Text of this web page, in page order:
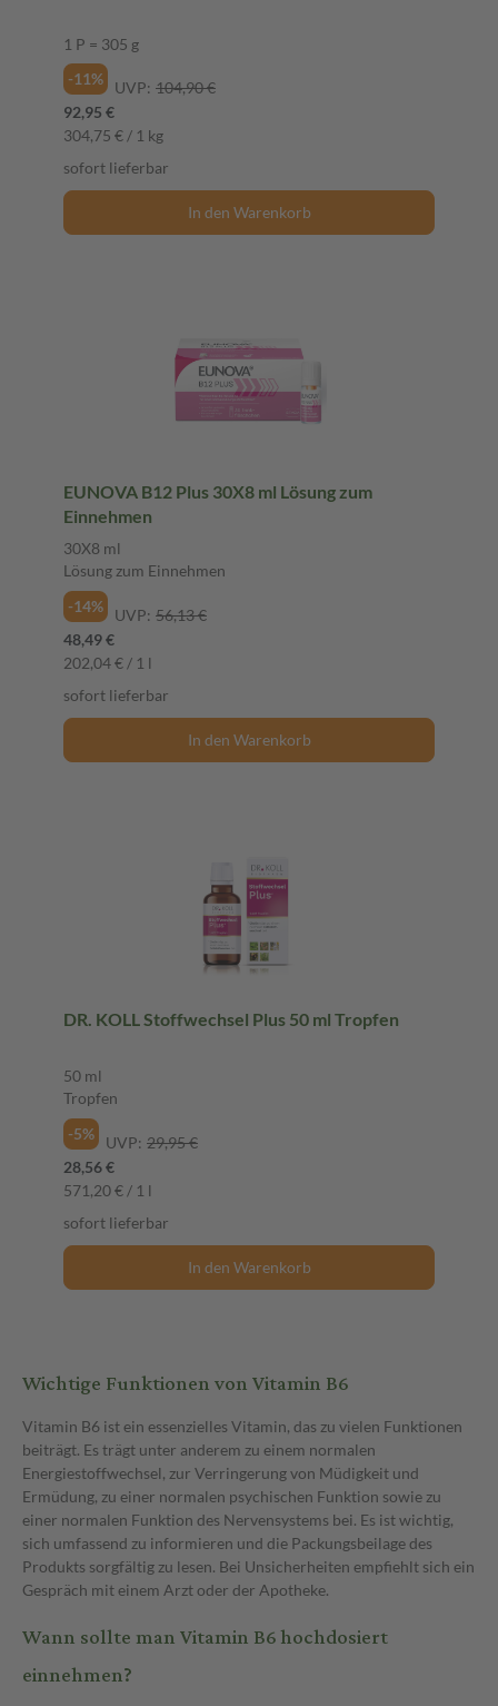
Wichtige Funktionen von Vitamin B6
Vitamin B6 ist ein essenzielles Vitamin, das zu vielen Funktionen
beiträgt. Es trägt unter anderem zu einem normalen
Energiestoffwechsel, zur Verringerung von Müdigkeit und
Ermüdung, zu einer normalen psychischen Funktion sowie zu
einer normalen Funktion des Nervensystems bei. Es ist wichtig,
sich umfassend zu informieren und die Packungsbeilage des
Produkts sorgfältig zu lesen. Bei Unsicherheiten empfiehlt sich ein
Gespräch mit einem Arzt oder der Apotheke.
Wann sollte man Vitamin B6 hochdosiert
einnehmen?
1 P = 305 g
-11%
UVP: 104,90 €
92,95 €
304,75 € / 1 kg
sofort lieferbar
In den Warenkorb
EUNOVA B12 Plus 30X8 ml Lösung zum
Einnehmen
30X8 ml
Lösung zum Einnehmen
-14%
UVP: 56,13 €
48,49 €
202,04 € / 1 l
sofort lieferbar
In den Warenkorb
DR. KOLL Stoffwechsel Plus 50 ml Tropfen
50 ml
Tropfen
-5%
UVP: 29,95 €
28,56 €
571,20 € / 1 l
sofort lieferbar
In den Warenkorb